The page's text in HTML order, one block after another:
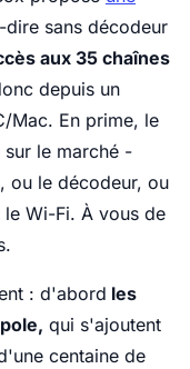
sans décodeur
aux 35 chaînes
depuis un
Mac. En prime, le
le marché -
ou le décodeur, ou
Wi-Fi. À vous de
: d'abord les
qui s'ajoutent
centaine de